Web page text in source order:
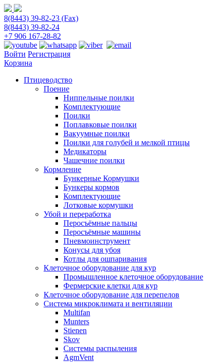
8(8443) 39-82-23 (Fax)
8(8443) 39-82-24
+7 906 167-28-82
Войти Регистрация
Корзина
Птицеводство
Поение
Ниппельные поилки
Комплектующие
Поилки
Поплавковые поилки
Вакуумные поилки
Поилки для голубей и мелкой птицы
Медикаторы
Чашечние поилки
Кормление
Бункерные Кормушки
Бункеры кормов
Комплектующие
Лотковые кормушки
Убой и переработка
Перосъёмные пальцы
Перосъёмные машины
Пневмоинструмент
Конусы для убоя
Котлы для ошпаривания
Клеточное оборудование для кур
Промышленное клеточное оборудование
Фермерские клетки для кур
Клеточное оборудование для перепелов
Система микроклимата и вентиляции
Multifan
Munters
Stienen
Skov
Системы распыления
AgmVent